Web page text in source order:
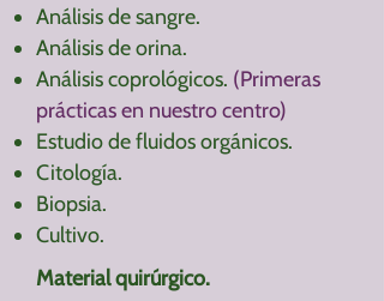
Análisis de sangre.
Análisis de orina.
Análisis coprológicos. (Primeras
prácticas en nuestro centro)
Estudio de fluidos orgánicos.
Citología.
Biopsia.
Cultivo.
Material quirúrgico.